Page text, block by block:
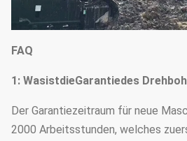
FAQ
1: WasistdieGarantiedes
Der Garantiezeitraum für neue
2000 Arbeitsstunden, welches